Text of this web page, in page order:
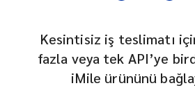
Kesintisiz iş teslimatı
fazla veya tek API’ye
iMile ürününü